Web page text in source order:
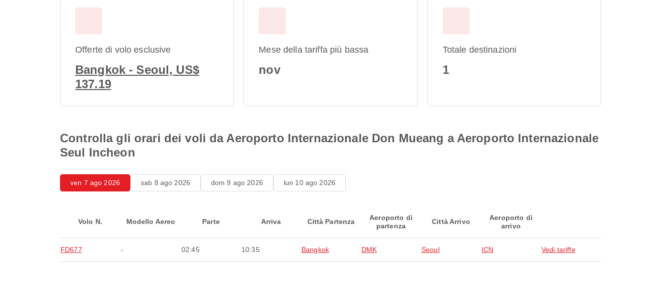
Offerte di volo esclusive
Bangkok - Seoul, US$
137.19
Mese della tariffa più bassa
nov
Totale destinazioni
1
Controlla gli orari dei voli da Aeroporto Internazionale Don Mueang a Aeroporto Internazionale
Seul Incheon
ven 7 ago 2026 sab 8 ago 2026 dom 9 ago 2026 lun 10 ago 2026
Volo N. Modello Aereo Parte Arriva Città Partenza
Aeroporto di
partenza
Città Arrivo
Aeroporto di
arrivo
FD677 - 02:45 10:35 Bangkok DMK Seoul ICN Vedi tariffe